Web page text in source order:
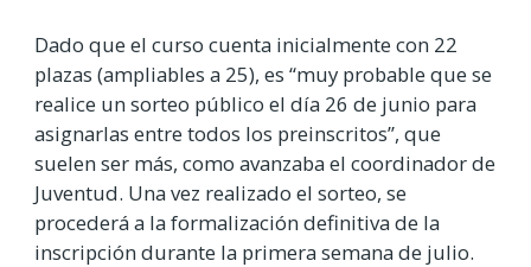
Dado que el curso cuenta inicialmente con 22
plazas (ampliables a 25), es “muy probable que se
realice un sorteo público el día 26 de junio para
asignarlas entre todos los preinscritos”, que
suelen ser más, como avanzaba el coordinador de
Juventud. Una vez realizado el sorteo, se
procederá a la formalización definitiva de la
inscripción durante la primera semana de julio.